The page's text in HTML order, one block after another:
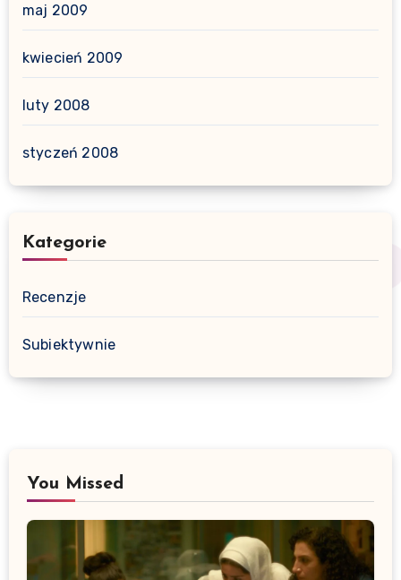
maj 2009
kwiecień 2009
luty 2008
styczeń 2008
Kategorie
Recenzje
Subiektywnie
You Missed